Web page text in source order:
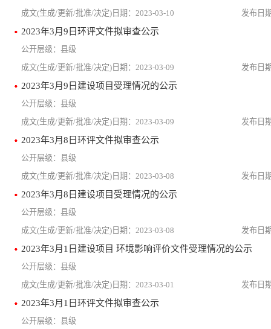
2023-03-10
2023年3月9日环评文件拟审查公示
县级
2023-03-09
2023年3月9日建设项目受理情况的公示
县级
2023-03-09
2023年3月8日环评文件拟审查公示
县级
2023-03-08
2023年3月8日建设项目受理情况的公示
县级
2023-03-08
2023年3月1日建设项目 环境影响评价文件受理情况的公示
县级
2023-03-01
2023年3月1日环评文件拟审查公示
县级